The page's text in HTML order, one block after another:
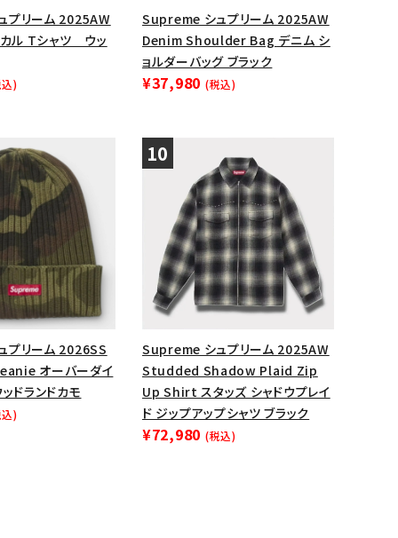
プリーム 2025AW
ル Tシャツ ウッ
)
Supreme シュプリーム 2025AW
Denim Shoulder Bag デニム シ
ョルダーバッグ ブラック
¥37,980 (税込)
プリーム 2026SS
オーバーダイ
ドランドカモ
)
Supreme シュプリーム 2025AW
Studded Shadow Plaid Zip
Up Shirt スタッズ シャドウプレイ
ド ジップアップシャツ ブラック
¥72,980 (税込)